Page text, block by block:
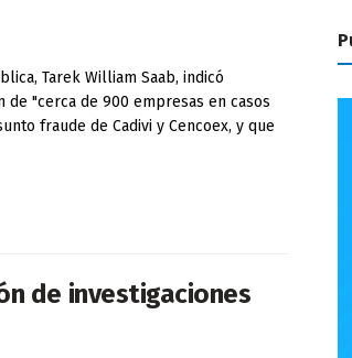
Tarek William Saab, indicó
"cerca de 900 empresas en casos
fraude de Cadivi y Cencoex, y que
de investigaciones